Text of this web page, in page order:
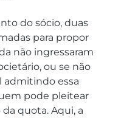
do sócio, duas
para propor
não ingressaram
ou se não
admitindo essa
pode pleitear
quota. Aqui, a